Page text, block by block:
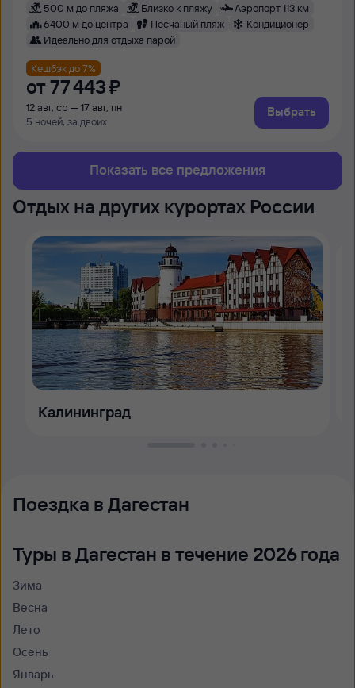
500 м до пляжа Близко к пляжу
Аэропорт 113 км
6400 м до центра
Песчаный пляж
Кондиционер
Идеально для отдыха парой
Кешбэк до 7%
от 77 ⁠443 ⁠₽
12 авг, ср — 17 авг, пн
5 ночей, за двоих
Выбрать
Показать все предложения
Отдых на других курортах России
Калининград
Поездка в Дагестан
Туры в Дагестан в течение 2026 года
Зима
Весна
Лето
Осень
Январь